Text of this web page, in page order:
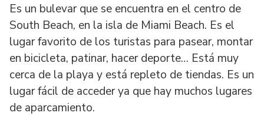
Es un bulevar que se encuentra en el centro de
South Beach, en la isla de Miami Beach. Es el
lugar favorito de los turistas para pasear, montar
en bicicleta, patinar, hacer deporte… Está muy
cerca de la playa y está repleto de tiendas. Es un
lugar fácil de acceder ya que hay muchos lugares
de aparcamiento.